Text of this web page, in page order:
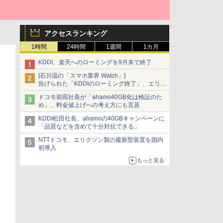
アクセスランキング
1時間 24時間 1週間 1カ月
KDDI、楽天へのローミングを9月末で終了
[石川温の「スマホ業界 Watch」]
告げられた「KDDIのローミング終了」、エリア
マップの落とし穴と楽天モバイルの課題
ドコモ前田社長が「ahamo40GB化は検証のた
め」、料金値上げへの考え方にも言及
KDDI松田社長、ahamoの40GBキャンペーンに
「品質などを含めて十分対抗できる」
NTTドコモ、エリクソン製の最新型装置を国内
初導入
もっと見る